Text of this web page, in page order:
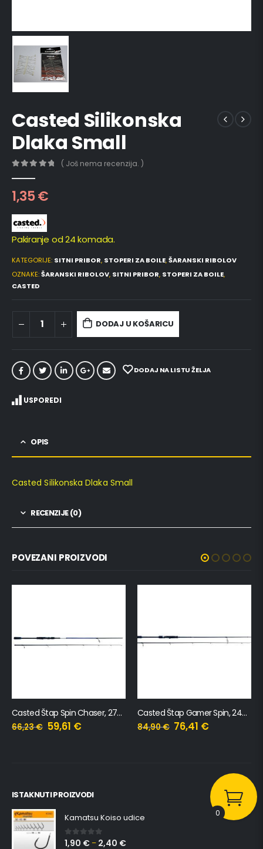
Casted Silikonska
Dlaka Small
( Još nema recenzija. )
1,35€
Pakiranje od 24 komada.
KATEGORIJE: SITNI PRIBOR, STOPERI ZA BOILE,ŠARANSKI RIBOLOV
OZNAKE:ŠARANSKI RIBOLOV, SITNI PRIBOR, STOPERI ZA BOILE,
CASTED
DODAJ U KOŠARICU
DODAJ NA LISTU ŽELJA
USPOREDI
OPIS
Casted Silikonska Dlaka Small
RECENZIJE (0)
POVEZANI PROIZVODI
Casted Štap Gamer Spin, 248cm, 5-28gr, 2 sekcije
84,90€ 76,41€
Casted Podmetač Glava Najlonska Mreža 40X50cm
11,41€
ISTAKNUTI PROIZVODI
Kamatsu Koiso udice
0 out of 5
1,90 € – 2,40 €
0